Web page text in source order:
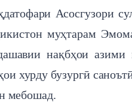
Асосгузори
муҳтарам
нақбҳои
хурду бузургӣ
мебошад.